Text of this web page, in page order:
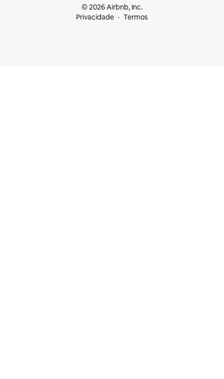
© 2026 Airbnb, Inc.
Privacidade
Termos